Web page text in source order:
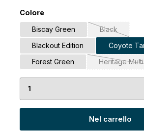
Seleziona
Colore
Biscay Green
Black
(Questa
Blackout Edition
Coyote
Forest Green
Heritage
Quantità del prodotto:
Nel carrello